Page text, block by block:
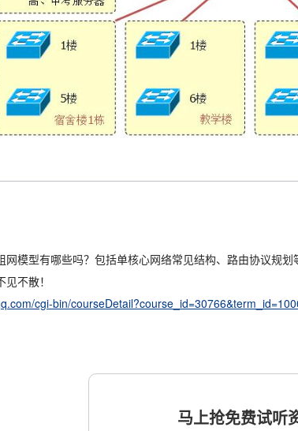
网模型有哪些吗？包括单核心网络常见结构、路由协议规
不散！
cgi-bin/
马上抢免费试听